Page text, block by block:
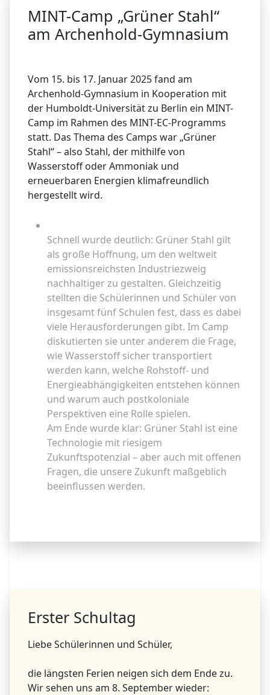
MINT-Camp „Grüner Stahl“
am Archenhold-Gymnasium
Vom 15. bis 17. Januar 2025 fand am
Archenhold-Gymnasium in Kooperation mit
der Humboldt-Universität zu Berlin ein MINT-
Camp im Rahmen des MINT-EC-Programms
statt. Das Thema des Camps war „Grüner
Stahl“ – also Stahl, der mithilfe von
Wasserstoff oder Ammoniak und
erneuerbaren Energien klimafreundlich
hergestellt wird.
Schnell wurde deutlich: Grüner Stahl gilt
als große Hoffnung, um den weltweit
emissionsreichsten Industriezweig
nachhaltiger zu gestalten. Gleichzeitig
stellten die Schülerinnen und Schüler von
insgesamt fünf Schulen fest, dass es dabei
viele Herausforderungen gibt. Im Camp
diskutierten sie unter anderem die Frage,
wie Wasserstoff sicher transportiert
werden kann, welche Rohstoff- und
Energieabhängigkeiten entstehen können
und warum auch postkoloniale
Perspektiven eine Rolle spielen.
Am Ende wurde klar: Grüner Stahl ist eine
Technologie mit riesigem
Zukunftspotenzial – aber auch mit offenen
Fragen, die unsere Zukunft maßgeblich
beeinflussen werden.
Erster Schultag
Liebe Schülerinnen und Schüler,
die längsten Ferien neigen sich dem Ende zu.
Wir sehen uns am 8. September wieder: